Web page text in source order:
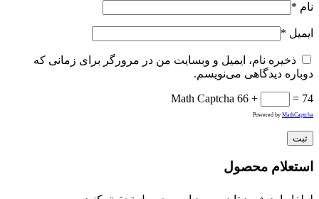
نام *
ایمیل *
ذخیره نام، ایمیل و وبسایت من در مرورگر برای زمانی که
دوباره دیدگاهی می‌نویسم.
Math Captcha 66 + = 74
Powered by MathCaptcha
استعلام محصول